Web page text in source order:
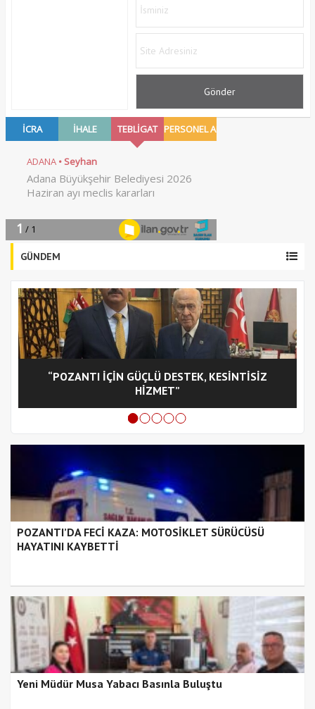
GÜNDEM
“POZANTI İÇİN GÜÇLÜ DESTEK, KESİNTİSİZ
HİZMET”
POZANTI’DA FECİ KAZA: MOTOSİKLET SÜRÜCÜSÜ
HAYATINI KAYBETTİ
Yeni Müdür Musa Yabacı Basınla Buluştu